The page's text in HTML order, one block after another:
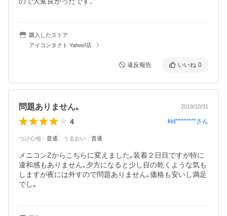
購入したストア
アイコンタクト Yahoo!店
違反報告 いいね 0
問題ありません｡ 2019/10/31
4 kid********さん
つけ心地 ： 普通 うるおい ： 普通
メニコンZからこちらに変えました｡装着２日目ですが特に
違和感もありません｡夕方になると少し目の乾くような気も
しますが夜には外すので問題ありません｡価格も安いし満足
でし｡